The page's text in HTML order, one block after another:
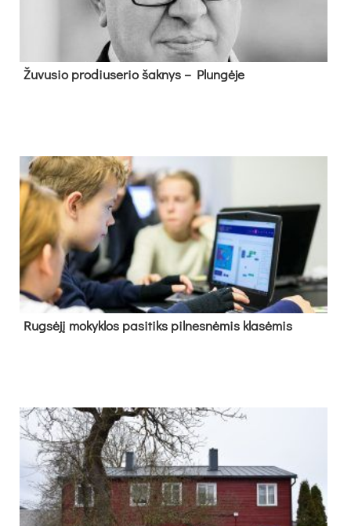
Žu­vu­sio pro­diu­se­rio šak­nys – Plun­gė­je
Rug­sė­jį mo­kyk­los pa­si­tiks pil­nes­nė­mis kla­sė­mis